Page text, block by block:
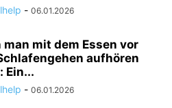
- 06.01.2026
man mit dem Essen vor
aufhören
Ein...
- 06.01.2026